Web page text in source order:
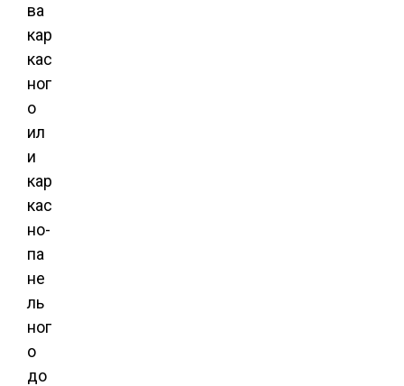
ва
кар
кас
ног
о
ил
и
кар
кас
но-
па
не
ль
ног
о
до